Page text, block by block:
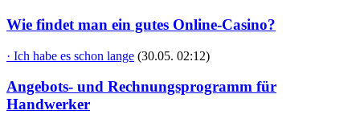
Wie findet man ein gutes Online-Casino?
· Ich habe es schon lange (30.05. 02:12)
Angebots- und Rechnungsprogramm für
Handwerker